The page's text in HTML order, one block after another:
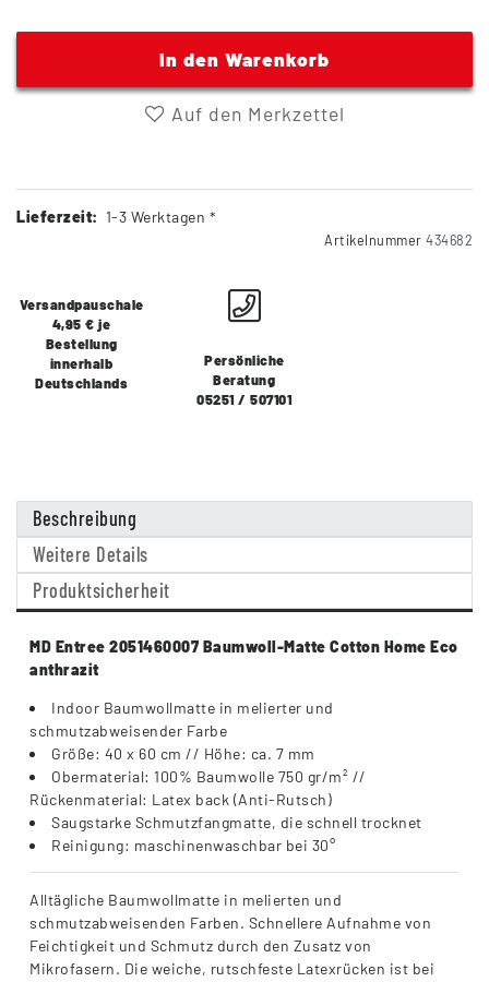
In den Warenkorb
Auf den Merkzettel
Lieferzeit: 1-3 Werktagen *
Artikelnummer 434682
Versandpauschale
4,95 € je
Bestellung
innerhalb
Deutschlands
Persönliche
Beratung
05251 / 507101
Beschreibung
Weitere Details
Produktsicherheit
MD Entree 2051460007 Baumwoll-Matte Cotton Home Eco
anthrazit
Indoor Baumwollmatte in melierter und
schmutzabweisender Farbe
Größe: 40 x 60 cm // Höhe: ca. 7 mm
Obermaterial: 100% Baumwolle 750 gr/m² //
Rückenmaterial: Latex back (Anti-Rutsch)
Saugstarke Schmutzfangmatte, die schnell trocknet
Reinigung: maschinenwaschbar bei 30°
Alltägliche Baumwollmatte in melierten und
schmutzabweisenden Farben. Schnellere Aufnahme von
Feichtigkeit und Schmutz durch den Zusatz von
Mikrofasern. Die weiche, rutschfeste Latexrücken ist bei